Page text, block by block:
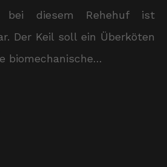
bei diesem Rehehuf ist
Der Keil soll ein Überköten
biomechanische…